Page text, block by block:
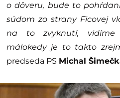
o dôveru, bude to
súdom zo strany Ficovej
na to zvyknutí, vidíme
málokedy je to takto
predseda PS Michal